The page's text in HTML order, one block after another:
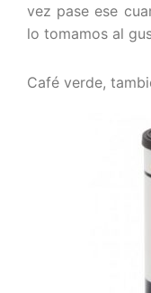
vez pase ese
lo tomamos al
Café verde,